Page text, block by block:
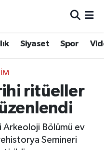
Siyaset Spor
ritüeller
Bölümü ev
Semineri